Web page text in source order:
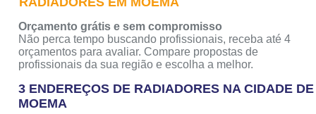
Orçamento grátis e sem compromisso
Não perca tempo buscando profissionais, receba até 4
orçamentos para avaliar. Compare propostas de
profissionais da sua região e escolha a melhor.
3 ENDEREÇOS DE RADIADORES NA CIDADE DE
MOEMA